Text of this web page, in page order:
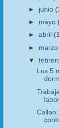
► junio
► mayo
►abril
► marzo
▼
Los 5